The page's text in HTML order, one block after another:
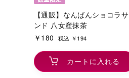
【通販】なんばんショコラサ
ンド 八女産抹茶
￥180
税込 ￥194
カートに入れる